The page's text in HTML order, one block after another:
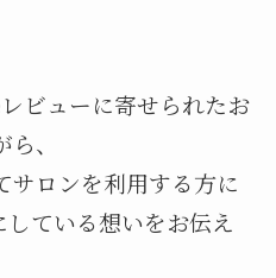
ビューに寄せられたお
、
サロンを利用する方に
ている想いをお伝え